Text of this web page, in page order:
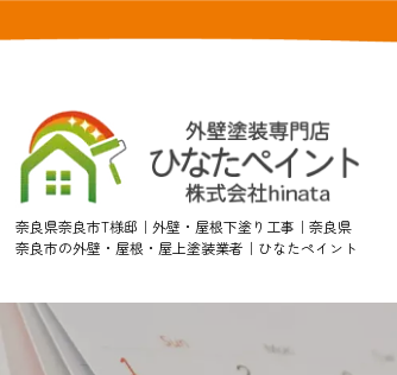
奈良県奈良市T様邸｜外壁・屋根下塗り工事｜奈良県
奈良市の外壁・屋根・屋上塗装業者｜ひなたペイント